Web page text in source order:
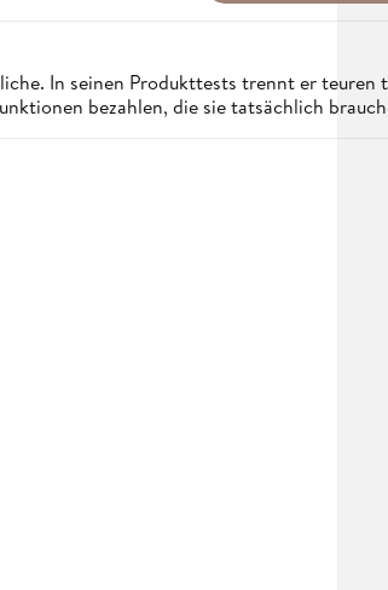
In seinen Produkttests trennt er teuren
bezahlen, die sie tatsächlich